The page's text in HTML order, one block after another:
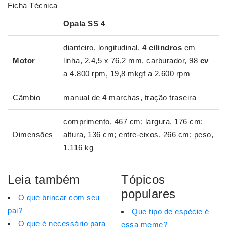
Ficha Técnica
OpalaSS 4
Motor
dianteiro, longitudinal, 4 cilindros em
linha, 2.4,5 x 76,2 mm, carburador, 98 cv
a 4.800 rpm, 19,8 mkgf a 2.600 rpm
Câmbio manual de 4marchas, tração traseira
Dimensões
comprimento, 467 cm; largura, 176 cm;
altura, 136 cm; entre-eixos, 266 cm; peso,
1.116 kg
Leia também
O que brincar com seu
pai?
O que é necessário para
Tópicos
populares
Que tipo de espécie é
essa meme?